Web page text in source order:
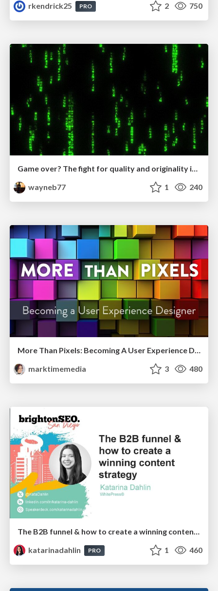
rkendrick25
PRO 2 750
Game over? The fight for quality and originality in the time of robots
wayneb77
1 240
marktimemedia
3 480
The B2B funnel & how to create a winning content strategy
katarinadahlin
PRO 1 460